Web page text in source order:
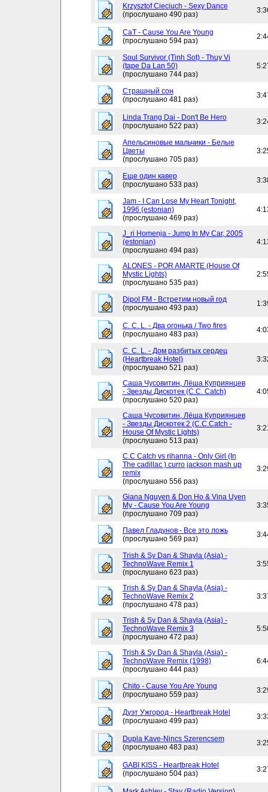
Krzysztof Cieciuch - Sexy Dance
(прослушано 490 раз)
CaT - Cause You Are Young
(прослушано 594 раз)
Soul Survivor (Tinh Sot) - Thuy Vi
(tape Da Lan 50)
(прослушано 744 раз)
Страшный сон
(прослушано 481 раз)
Linda Trang Dai - Don't Be Hero
(прослушано 522 раз)
Апельсиновые мальчики - Белые
Цветы
(прослушано 705 раз)
Еще один кавер
(прослушано 533 раз)
Jam - I Can Lose My Heart Tonight,
1996 (estonian)
(прослушано 469 раз)
J_ri Homenja - Jump In My Car, 2005
(estonian)
(прослушано 494 раз)
ALONES - POR AMARTE (House Of
Mystic Lights)
(прослушано 535 раз)
Dipol FM - Встретим новый год
(прослушано 493 раз)
C. C. L. - Два огонька / Two fires
(прослушано 483 раз)
C. C. L. - Дом разбитых сердец
(Heartbreak Hotel)
(прослушано 521 раз)
Саша Чусовитин, Лёша Куприянцев
- Звезды Дискотек (C.C. Catch)
(прослушано 520 раз)
Саша Чусовитин, Лёша Куприянцев
- Звезды Дискотек 2 (C.C.Catch -
House Of Mystic Lights)
(прослушано 513 раз)
C.C Catch vs rihanna - Only Girl (In
The cadillac ) curro jackson mash up
remix
(прослушано 556 раз)
Giana Nguyen & Don Ho & Vina Uyen
My - Cause You Are Young
(прослушано 709 раз)
Павел Гладунов - Все это ложь
(прослушано 569 раз)
Trish & Sy Dan & Shayla (Asia) -
TechnoWave Remix 1
(прослушано 623 раз)
Trish & Sy Dan & Shayla (Asia) -
TechnoWave Remix 2
(прослушано 478 раз)
Trish & Sy Dan & Shayla (Asia) -
TechnoWave Remix 3
(прослушано 472 раз)
Trish & Sy Dan & Shayla (Asia) -
TechnoWave Remix (1998)
(прослушано 444 раз)
Chito - Cause You Are Young
(прослушано 559 раз)
Дуэт Ужгород - Heartbreak Hotel
(прослушано 499 раз)
Dupla Kave-Nincs Szerencsem
(прослушано 483 раз)
GABI KISS - Heartbreak Hotel
(прослушано 504 раз)